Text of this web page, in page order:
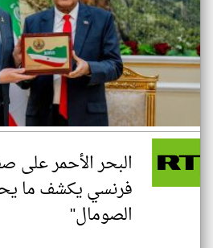
البحر الأحمر على
فرنسي يكشف ما
الصومال"